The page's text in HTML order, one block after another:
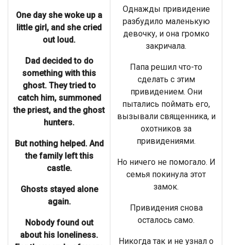
One day she woke up a
little girl, and she cried
out loud.
Dad decided to do
something with this
ghost. They tried to
catch him, summoned
the priest, and the ghost
hunters.
But nothing helped. And
the family left this
castle.
Ghosts stayed alone
again.
Nobody found out
about his loneliness.
Однажды привидение
разбудило маленькую
девочку, и она громко
закричала.
Папа решил что-то
сделать с этим
привидением. Они
пытались поймать его,
вызывали священника, и
охотников за
привидениями.
Но ничего не помогало. И
семья покинула этот
замок.
Привидения снова
осталось само.
Никогда так и не узнал о